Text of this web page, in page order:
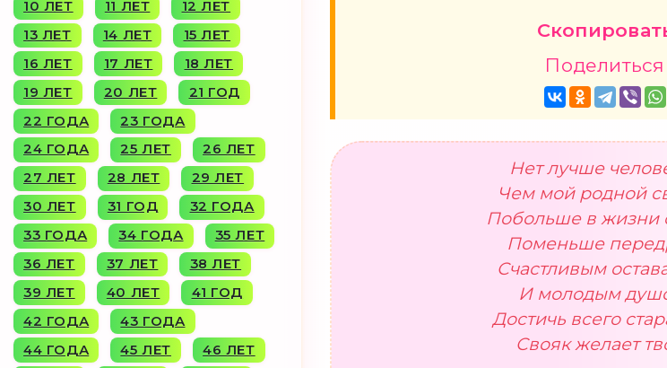
Поделиться
Нет лучше
Чем мой родной
Побольше в жизни
Поменьше
Счастливым
И молодым
Достичь всего
Свояк желает
10 ЛЕТ
11 ЛЕТ
12 ЛЕТ
13 ЛЕТ
14 ЛЕТ
15 ЛЕТ
16 ЛЕТ
17 ЛЕТ
18 ЛЕТ
19 ЛЕТ
20 ЛЕТ
21 ГОД
22 ГОДА
23 ГОДА
24 ГОДА
25 ЛЕТ
26 ЛЕТ
27 ЛЕТ
28 ЛЕТ
29 ЛЕТ
30 ЛЕТ
31 ГОД
32 ГОДА
33 ГОДА
34 ГОДА
35 ЛЕТ
36 ЛЕТ
37 ЛЕТ
38 ЛЕТ
39 ЛЕТ
40 ЛЕТ
41 ГОД
42 ГОДА
43 ГОДА
44 ГОДА
45 ЛЕТ
46 ЛЕТ